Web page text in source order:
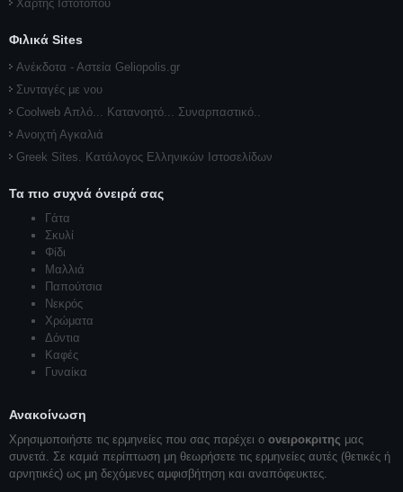
Χάρτης Ιστότοπου
Φιλικά Sites
Ανέκδοτα - Αστεία Geliopolis.gr
Συνταγές με νου
Coolweb Απλό... Κατανοητό... Συναρπαστικό..
Ανοιχτή Αγκαλιά
Greek Sites. Κατάλογος Ελληνικών Ιστοσελίδων
Τα πιο συχνά όνειρά σας
Γάτα
Σκυλί
Φίδι
Μαλλιά
Παπούτσια
Νεκρός
Χρώματα
Δόντια
Καφές
Γυναίκα
Ανακοίνωση
Χρησιμοποιήστε τις ερμηνείες που σας παρέχει ο ονειροκριτης μας
συνετά. Σε καμιά περίπτωση μη θεωρήσετε τις ερμηνείες αυτές (θετικές ή
αρνητικές) ως μη δεχόμενες αμφισβήτηση και αναπόφευκτες.